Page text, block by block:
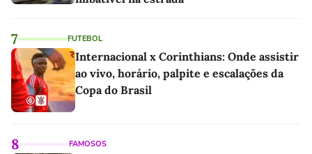
7 FUTEBOL
Internacional x Corinthians: Onde assistir
ao vivo, horário, palpite e escalações da
Copa do Brasil
8 FAMOSOS